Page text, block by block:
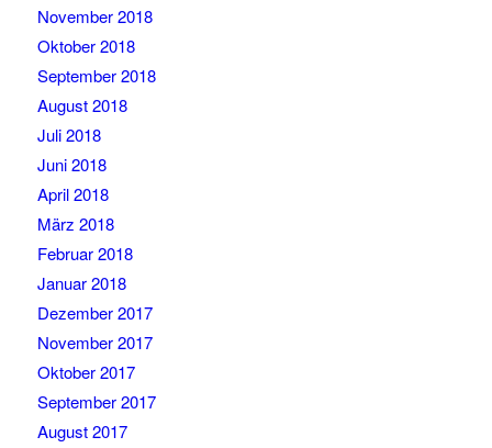
November 2018
Oktober 2018
September 2018
August 2018
Juli 2018
Juni 2018
April 2018
März 2018
Februar 2018
Januar 2018
Dezember 2017
November 2017
Oktober 2017
September 2017
August 2017